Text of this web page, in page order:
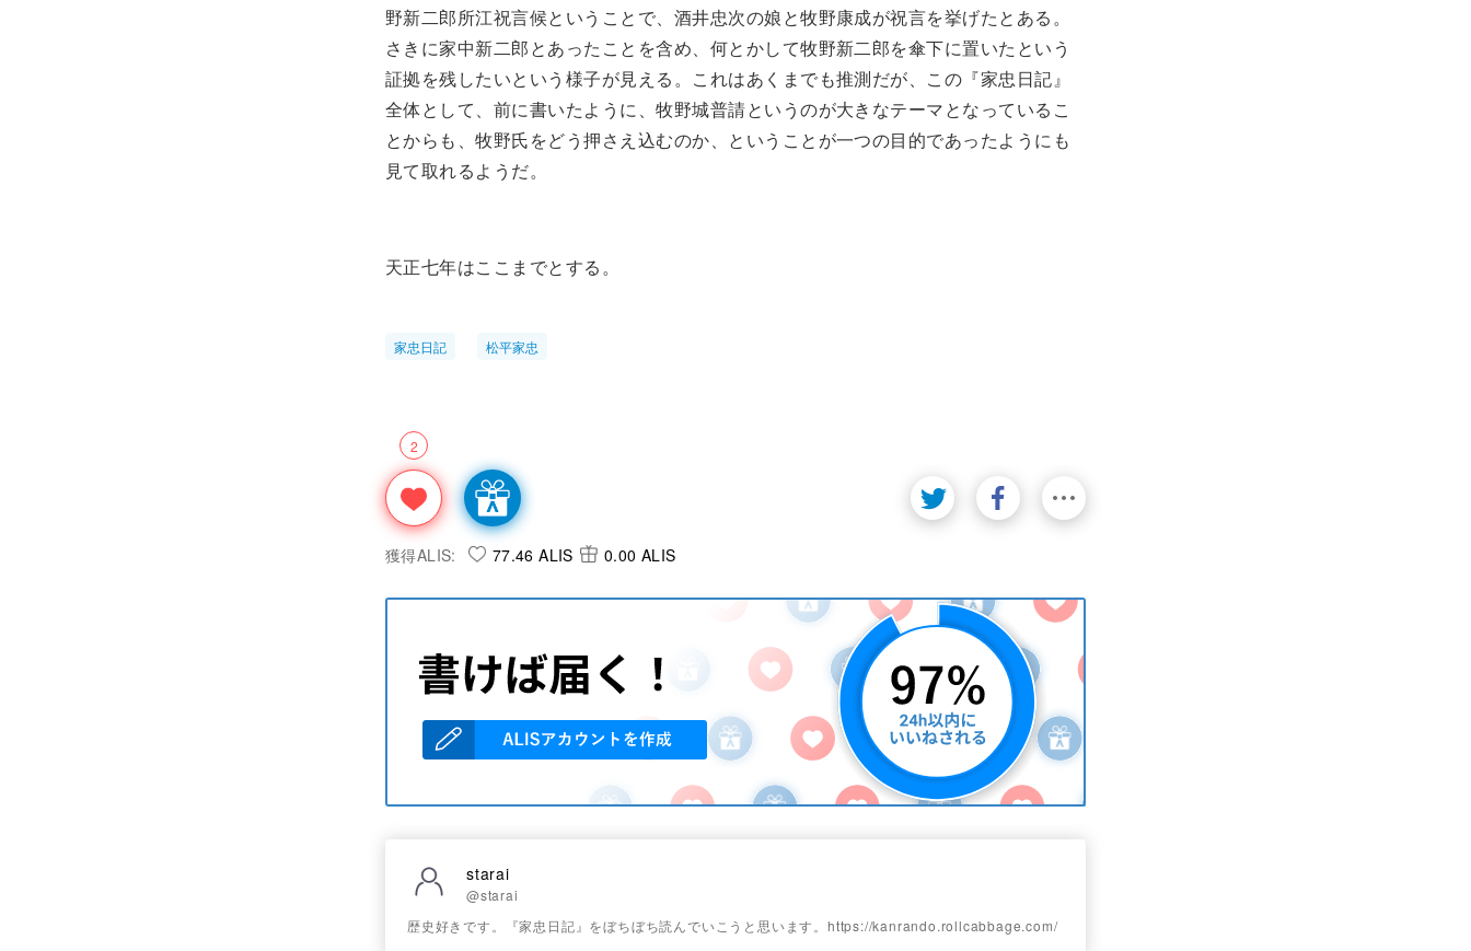
野新二郎所江祝言候ということで、酒井忠次の娘と牧野康成が祝言を挙げたとある。
さきに家中新二郎とあったことを含め、何とかして牧野新二郎を傘下に置いたという
証拠を残したいという様子が見える。これはあくまでも推測だが、この『家忠日記』
全体として、前に書いたように、牧野城普請というのが大きなテーマとなっているこ
とからも、牧野氏をどう押さえ込むのか、ということが一つの目的であったようにも
見て取れるようだ。
天正七年はここまでとする。
家忠日記 松平家忠
2
獲得ALIS: 77.46 ALIS 0.00 ALIS
starai
@starai
歴史好きです。『家忠日記』をぼちぼち読んでいこうと思います。https://kanrando.rollcabbage.com/